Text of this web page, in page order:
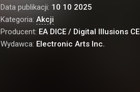
Data publikacji: 10 10 2025
Kategoria: Akcji
Producent: EA DICE / Digital Illusions CE
Wydawca: Electronic Arts Inc.